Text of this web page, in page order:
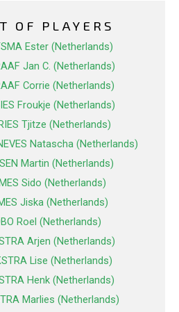
OF PLAYERS
Ester (Netherlands)
Jan C. (Netherlands)
Corrie (Netherlands)
Froukje (Netherlands)
Tjitze (Netherlands)
Natascha (Netherlands)
Martin (Netherlands)
Sido (Netherlands)
Jiska (Netherlands)
Roel (Netherlands)
Arjen (Netherlands)
Lise (Netherlands)
Henk (Netherlands)
Marlies (Netherlands)